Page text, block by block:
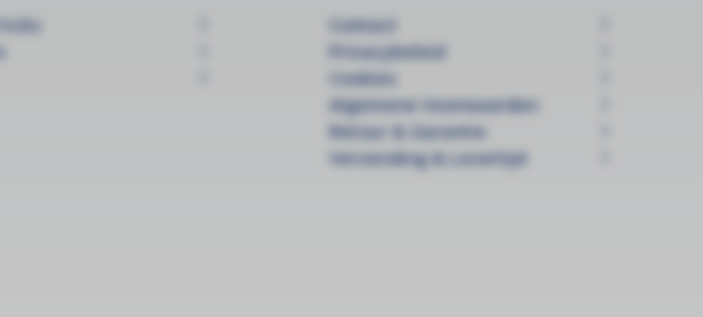
Contact
Privacybeleid
Cookies
Algemene Voorwaarden
Retour & Garantie
Verzending & Levertijd